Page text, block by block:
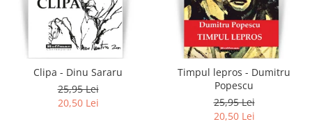
Clipa - Dinu Sararu
25,95 Lei
20,50 Lei
Timpul lepros - Dumitru
Popescu
25,95 Lei
20,50 Lei